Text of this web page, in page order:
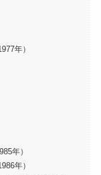
年）
年）
年）